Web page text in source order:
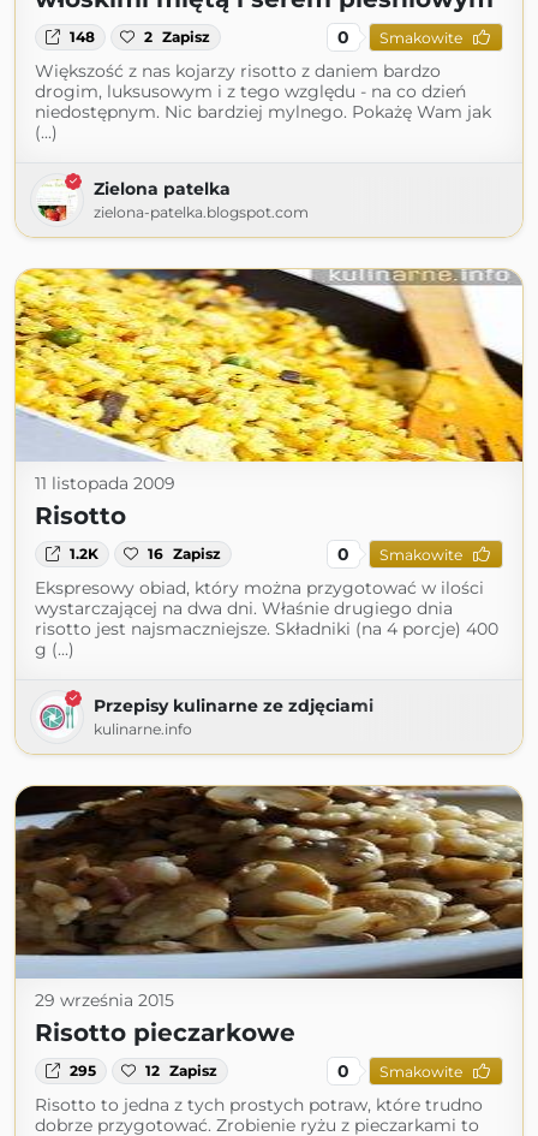
148 2 Zapisz 0 Smakowite
Większość z nas kojarzy risotto z daniem bardzo
drogim, luksusowym i z tego względu - na co dzień
niedostępnym. Nic bardziej mylnego. Pokażę Wam jak
(...)
Zielona patelka
zielona-patelka.blogspot.com
11 listopada 2009
Risotto
1.2K 16 Zapisz 0 Smakowite
Ekspresowy obiad, który można przygotować w ilości
wystarczającej na dwa dni. Właśnie drugiego dnia
risotto jest najsmaczniejsze. Składniki (na 4 porcje) 400
g (...)
Przepisy kulinarne ze zdjęciami
kulinarne.info
29 września 2015
Risotto pieczarkowe
295 12 Zapisz 0 Smakowite
Risotto to jedna z tych prostych potraw, które trudno
dobrze przygotować. Zrobienie ryżu z pieczarkami to